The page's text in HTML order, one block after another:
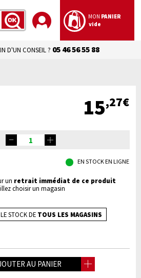
LANCER
MON PANIER
vide
D'UN CONSEIL ? 05 46 56 55 88
15,27€
EN STOCK EN LIGNE
un retrait immédiat de ce produit
choisir un magasin
STOCK DE TOUS LES MAGASINS
AU PANIER